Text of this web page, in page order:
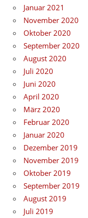
Januar 2021
November 2020
Oktober 2020
September 2020
August 2020
Juli 2020
Juni 2020
April 2020
März 2020
Februar 2020
Januar 2020
Dezember 2019
November 2019
Oktober 2019
September 2019
August 2019
Juli 2019